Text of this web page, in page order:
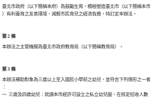
臺北市政府（以下簡稱本府）為鼓勵生育，積極營造臺北市（以下簡稱本市
）有利養育之友善環境，減輕市民育兒之經濟負擔，特訂定本辦法。
第 2 條
本辦法之主管機關為臺北市政府教育局（以下簡稱教育局）。
第 3 條
本辦法補助對象為三歲以上至入國民小學前之幼兒，並符合下列情形之一者
：
一  三歲及四歲幼兒：就讀本市經許可設立之私立幼兒園，在核定招收人數